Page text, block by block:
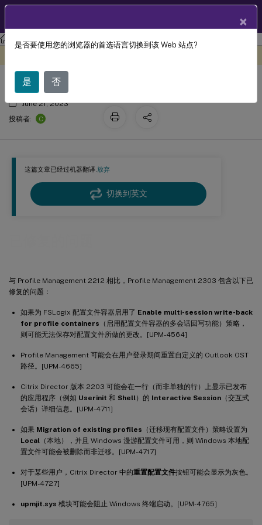
Profile Management Profile Management 2303
这篇文章已经过机器翻译.放弃
切换到英文
与 Profile Management 2212 相比，Profile Management 2303 包含以下已
修复的问题：
如果为 FSLogix 配置文件容器启用了 Enable multi-session write-back
for profile containers （启用配置文件容器的多会话回写功能）策略，
则可能无法保存对配置文件所做的更改。[UPM-4564]
Profile Management 可能会在用户登录期间重置自定义的 Outlook OST
路径。[UPM-4665]
Citrix Director 版本 2203 可能会在一行（而非单独的行）上显示已发布
的应用程序（例如 Userinit 和 Shell ）的 Interactive Session （交互式
会话）详细信息。[UPM-4711]
如果 Migration of existing profiles （迁移现有配置文件）策略设置为
Local （本地），并且 Windows 漫游配置文件可用，则 Windows 本地配
置文件可能会被删除而非迁移。[UPM-4717]
对于某些用户，Citrix Director 中的重置配置文件按钮可能会显示为灰色。
[UPM-4727]
upmjit.sys 模块可能会阻止 Windows 终端启动。[UPM-4765]
已修复的问题
June 21, 2023
投稿者:
C
×
是否要使用您的浏览器的首选语言切换到该 Web 站点?
是 否